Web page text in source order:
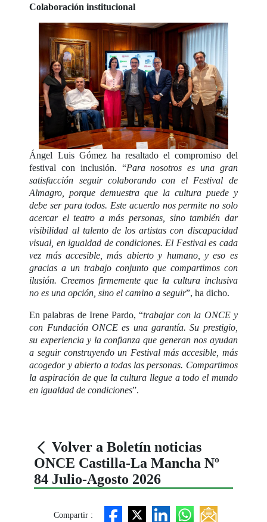
Colaboración institucional
Ángel Luis Gómez ha resaltado el compromiso del
festival con inclusión. “Para nosotros es una gran
satisfacción seguir colaborando con el Festival de
Almagro, porque demuestra que la cultura puede y
debe ser para todos. Este acuerdo nos permite no solo
acercar el teatro a más personas, sino también dar
visibilidad al talento de los artistas con discapacidad
visual, en igualdad de condiciones. El Festival es cada
vez más accesible, más abierto y humano, y eso es
gracias a un trabajo conjunto que compartimos con
ilusión. Creemos firmemente que la cultura inclusiva
no es una opción, sino el camino a seguir”, ha dicho.
En palabras de Irene Pardo, “trabajar con la ONCE y
con Fundación ONCE es una garantía. Su prestigio,
su experiencia y la confianza que generan nos ayudan
a seguir construyendo un Festival más accesible, más
acogedor y abierto a todas las personas. Compartimos
la aspiración de que la cultura llegue a todo el mundo
en igualdad de condiciones”.
Volver a Boletín noticias
ONCE Castilla-La Mancha Nº
84 Julio-Agosto 2026
Compartir :